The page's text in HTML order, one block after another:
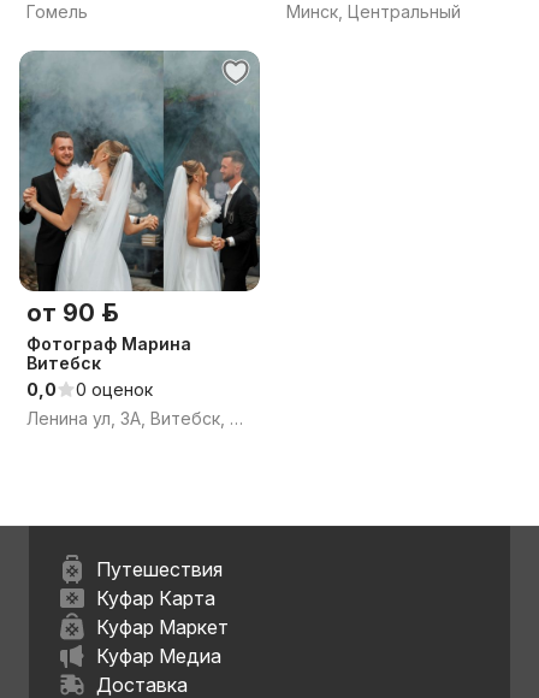
Гомель
Минск, Центральный
от 90 р.
Фотограф Марина
Витебск
0,0
0 оценок
Ленина ул, 3А, Витебск, Витебская область
Путешествия
Куфар Карта
Куфар Маркет
Куфар Медиа
Доставка